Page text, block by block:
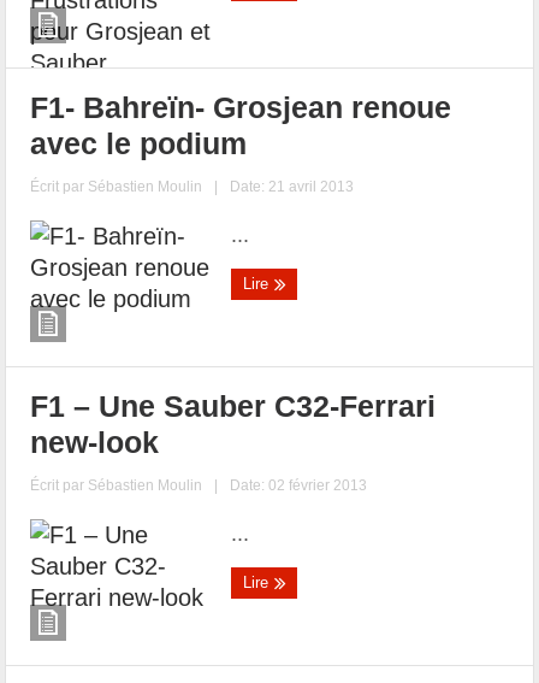
F1- Bahreïn- Grosjean renoue
avec le podium
Écrit par Sébastien Moulin | Date: 21 avril 2013
...
Lire
F1 – Une Sauber C32-Ferrari
new-look
Écrit par Sébastien Moulin | Date: 02 février 2013
...
Lire